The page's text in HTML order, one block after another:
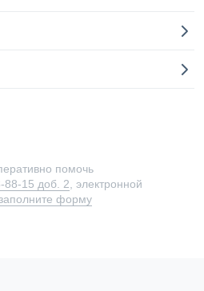
помочь
88-15 доб. 2 , электронной
форму